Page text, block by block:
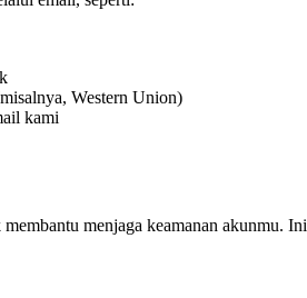
Western Union)
kami
menjaga keamanan akunmu. Ini